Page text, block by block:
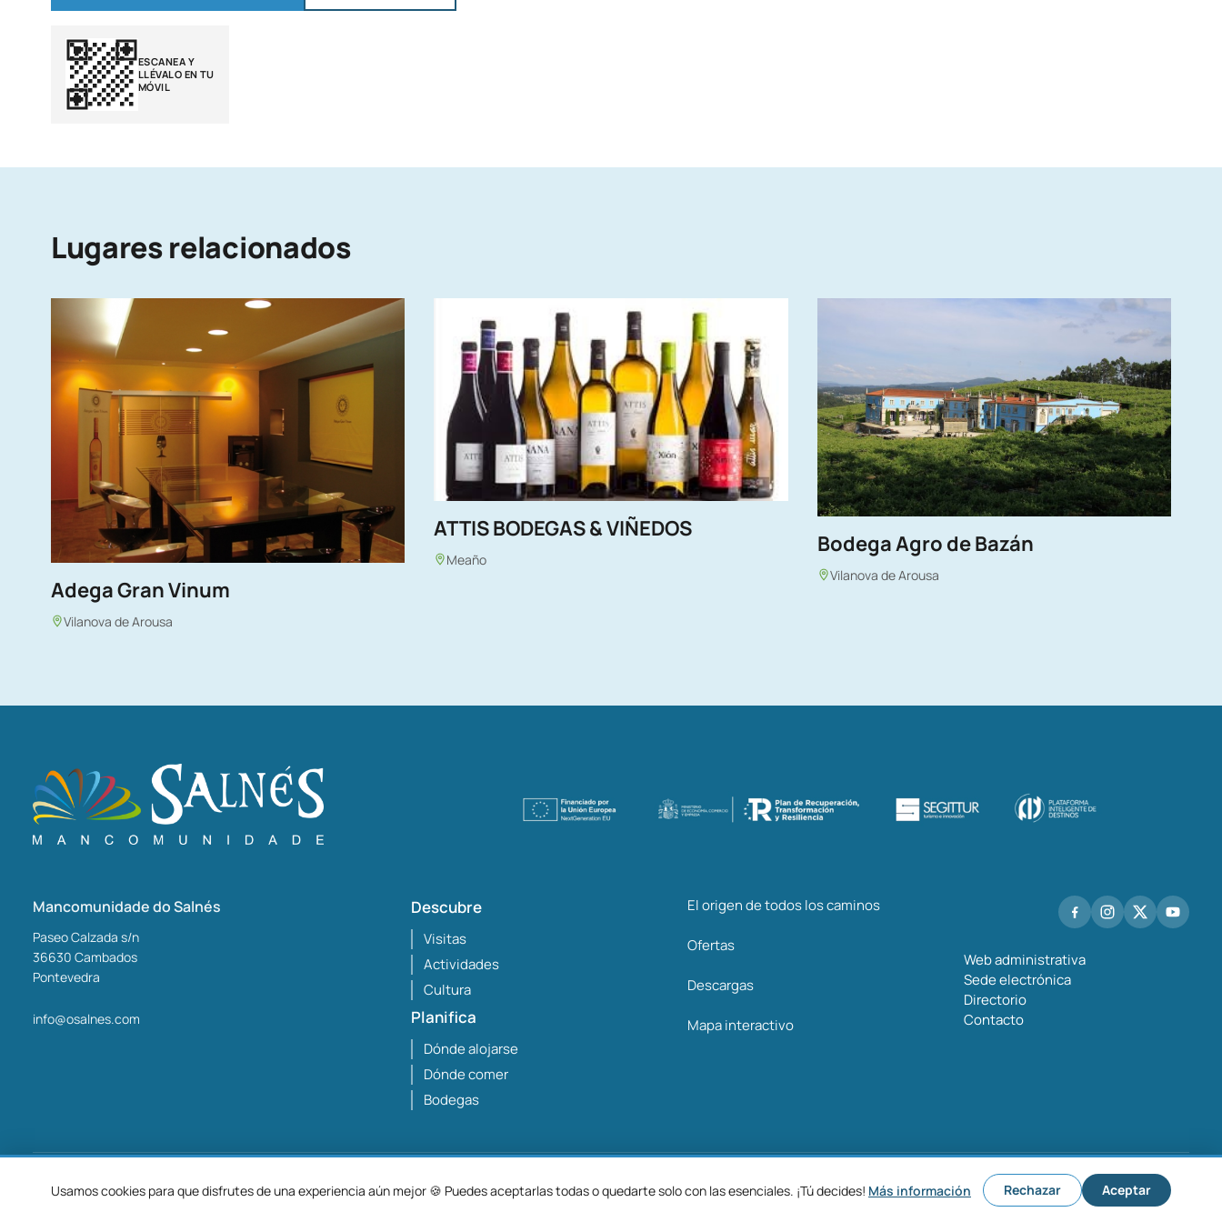
ESCANEA Y
LLÉVALO EN TU
MÓVIL
Lugares relacionados
Adega Gran Vinum
Vilanova de Arousa
ATTIS BODEGAS & VIÑEDOS
Meaño
Bodega Agro de Bazán
Vilanova de Arousa
Mancomunidade do Salnés
Paseo Calzada s/n
36630 Cambados
Pontevedra
info@osalnes.com
Descubre
Visitas
Actividades
Cultura
Planifica
Dónde alojarse
Dónde comer
Bodegas
El origen de todos los caminos
Ofertas
Descargas
Mapa interactivo
Web administrativa
Sede electrónica
Directorio
Contacto
©2026 Mancomunidade O Salnés Aviso legalPolítica de privacidad Política de cookiesConfigurar cookies
Usamos cookies para que disfrutes de una experiencia aún mejor 🍪 Puedes aceptarlas todas o quedarte solo con las esenciales. ¡Tú decides! Más información Rechazar Aceptar